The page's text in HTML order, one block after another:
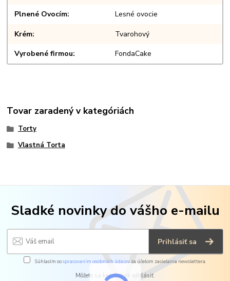
Plnené Ovocím Lesné ovocie
Krém Tvarohový
Vyrobené firmou FondaCake
Tovar zaradený v kategóriách
Torty
Vlastná Torta
Sladké novinky do vášho e-mailu
Prihlásiť sa
Súhlasím sospracovaním osobných údajov za účelom zasielania newslettera.
Môžete sa kedykoľvek odhlásiť.